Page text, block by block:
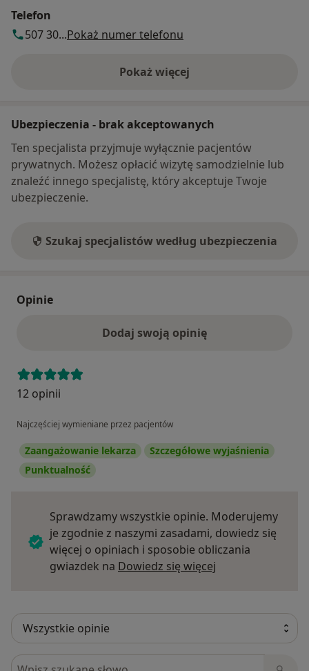
Telefon
507 30...Pokaż numer telefonu
Pokaż więcej
o adresie
Ubezpieczenia - brak akceptowanych
Ten specjalista przyjmuje wyłącznie pacjentów
prywatnych. Możesz opłacić wizytę samodzielnie lub
znaleźć innego specjalistę, który akceptuje Twoje
ubezpieczenie.
Szukaj specjalistów według ubezpieczenia
Opinie
Dodaj swoją opinię
12 opinii
Najczęściej wymieniane przez pacjentów
Zaangażowanie lekarza
Szczegółowe wyjaśnienia
Punktualność
Sprawdzamy wszystkie opinie. Moderujemy
je zgodnie z naszymi zasadami, dowiedz się
więcej o opiniach i sposobie obliczania
gwiazdek na Dowiedz się więcej
Szukaj w opiniach